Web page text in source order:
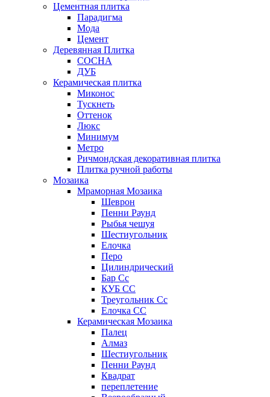
Цементная плитка
Парадигма
Мода
Цемент
Деревянная Плитка
СОСНА
ДУБ
Керамическая плитка
Миконос
Тускнеть
Оттенок
Люкс
Минимум
Метро
Ричмондская декоративная плитка
Плитка ручной работы
Мозаика
Мраморная Мозаика
Шеврон
Пенни Раунд
Рыбья чешуя
Шестиугольник
Елочка
Перо
Цилиндрический
Бар Сс
КУБ СС
Треугольник Сс
Елочка СС
Керамическая Мозаика
Палец
Алмаз
Шестиугольник
Пенни Раунд
Квадрат
переплетение